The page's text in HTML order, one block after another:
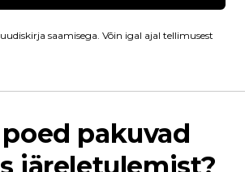
saamisega. Võin igal ajal tellimusest
pakuvad